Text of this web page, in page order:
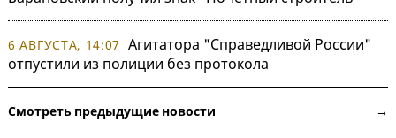
6 АВГУСТА, 14:07 Агитатора "Справедливой России"
отпустили из полиции без протокола
Смотреть предыдущие новости →